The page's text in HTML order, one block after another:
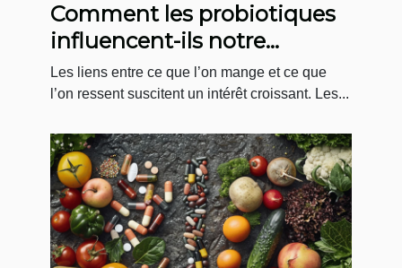
Comment les probiotiques
influencent-ils notre
humeur quotidienne ?
Les liens entre ce que l’on mange et ce que
l’on ressent suscitent un intérêt croissant. Les...